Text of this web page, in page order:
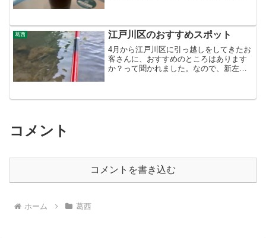
きなテーブルのところに...
葛西 江戸川区のおすすめスポット
4月から江戸川区に引っ越しをしてきたお
客さんに、おすすめのところはあります
か？って聞かれました。なので、新左近
コメント
コメントを書き込む
ホーム 葛西